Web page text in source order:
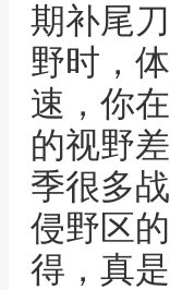
期补尾
野时，
速，你
的视野
季很多
侵野区
得，真